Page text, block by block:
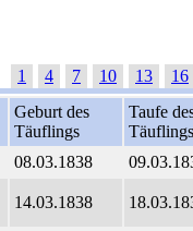
1 4 7 10 13
16
Geburt des
Täuflings
Taufe
Täuflings
08.03.1838
14.03.1838